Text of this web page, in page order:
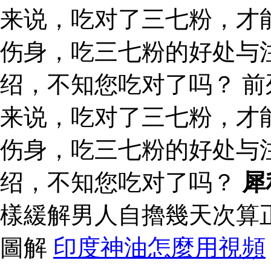
来说，吃对了三七粉，才
伤身，吃三七粉的好处与
绍，不知您吃对了吗？
来说，吃对了三七粉，才
伤身，吃三七粉的好处与
绍，不知您吃对了吗？
樣緩解男人自擼幾天次算
圖解 印度神油怎麼用視頻